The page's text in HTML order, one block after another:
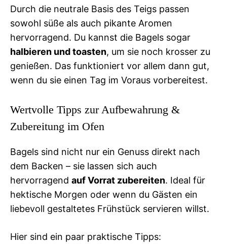
Durch die neutrale Basis des Teigs passen
sowohl süße als auch pikante Aromen
hervorragend. Du kannst die Bagels sogar
halbieren und toasten, um sie noch krosser zu
genießen. Das funktioniert vor allem dann gut,
wenn du sie einen Tag im Voraus vorbereitest.
Wertvolle Tipps zur Aufbewahrung &
Zubereitung im Ofen
Bagels sind nicht nur ein Genuss direkt nach
dem Backen – sie lassen sich auch
hervorragend auf Vorrat zubereiten. Ideal für
hektische Morgen oder wenn du Gästen ein
liebevoll gestaltetes Frühstück servieren willst.
Hier sind ein paar praktische Tipps: